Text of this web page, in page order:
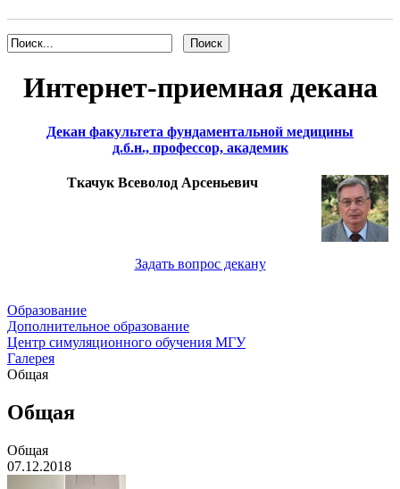
Интернет-приемная декана
Декан факультета фундаментальной медицины
д.б.н., профессор, академик
Ткачук Всеволод Арсеньевич
Задать вопрос декану
Образование
Дополнительное образование
Центр симуляционного обучения МГУ
Галерея
Общая
Общая
Общая
07.12.2018